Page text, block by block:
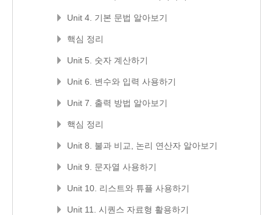
Unit 4. 기본 문법 알아보기
핵심 정리
Unit 5. 숫자 계산하기
Unit 6. 변수와 입력 사용하기
Unit 7. 출력 방법 알아보기
핵심 정리
Unit 8. 불과 비교, 논리 연산자 알아보기
Unit 9. 문자열 사용하기
Unit 10. 리스트와 튜플 사용하기
Unit 11. 시퀀스 자료형 활용하기